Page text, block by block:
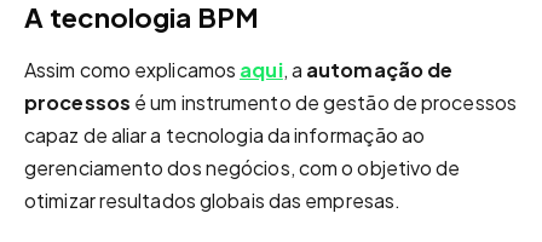
A tecnologia BPM
Assim como explicamos aqui, a automação de
processos é um instrumento de gestão de processos
capaz de aliar a tecnologia da informação ao
gerenciamento dos negócios, com o objetivo de
otimizar resultados globais das empresas.